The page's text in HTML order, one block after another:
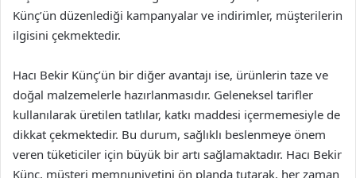
Künç’ün düzenlediği kampanyalar ve indirimler, müşterilerin
ilgisini çekmektedir.
Hacı Bekir Künç’ün bir diğer avantajı ise, ürünlerin taze ve
doğal malzemelerle hazırlanmasıdır. Geleneksel tarifler
kullanılarak üretilen tatlılar, katkı maddesi içermemesiyle de
dikkat çekmektedir. Bu durum, sağlıklı beslenmeye önem
veren tüketiciler için büyük bir artı sağlamaktadır. Hacı Bekir
Künç, müşteri memnuniyetini ön planda tutarak, her zaman